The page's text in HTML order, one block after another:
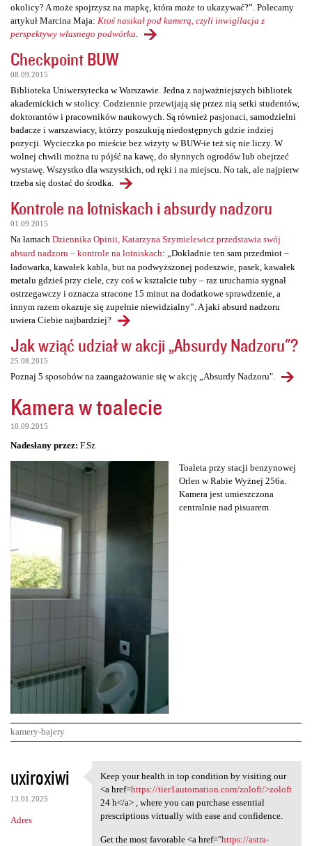
okolicy? A może spojrzysz na mapkę, która może to ukazywać?”. Polecamy
artykuł Marcina Maja: Ktoś nasikał pod kamerą, czyli inwigilacja z
perspektywy własnego podwórka
Checkpoint BUW
08.09.2015
Biblioteka Uniwersytecka w Warszawie. Jedna z najważniejszych bibliotek
akademickich w stolicy. Codziennie przewijają się przez nią setki studentów,
doktorantów i pracowników naukowych. Są również pasjonaci, samodzielni
badacze i warszawiacy, którzy poszukują niedostępnych gdzie indziej
pozycji. Wycieczka po mieście bez wizyty w BUW-ie też się nie liczy. W
wolnej chwili można tu pójść na kawę, do słynnych ogrodów lub obejrzeć
wystawę. Wszystko dla wszystkich, od ręki i na miejscu. No tak, ale najpierw
trzeba się dostać do środka.
Kontrole na lotniskach i absurdy nadzoru
01.09.2015
Na łamach Dziennika Opinii, Katarzyna Szymielewicz przedstawia swój
absurd nadzoru – kontrole na lotniskach: „Dokładnie ten sam przedmiot –
ładowarka, kawałek kabla, but na podwyższonej podeszwie, pasek, kawałek
metalu gdzieś przy ciele, czy coś w kształcie tuby – raz uruchamia sygnał
ostrzegawczy i oznacza stracone 15 minut na dodatkowe sprawdzenie, a
innym razem okazuje się zupełnie niewidzialny”. A jaki absurd nadzoru
uwiera Ciebie najbardziej?
Jak wziąć udział w akcji „Absurdy Nadzoru"?
25.08.2015
Poznaj 5 sposobów na zaangażowanie się w akcję „Absurdy Nadzoru".
Kamera w toalecie
10.09.2015
Nadesłany przez: F.Sz
Toaleta przy stacji benzynowej
Orlen w Rabie Wyżnej 256a.
Kamera jest umieszczona
centralnie nad pisuarem.
kamery-bajery
K
o
m
e
uxiroxiwi
13.01.2025
Adres
Keep your health in top
Keep your health in top condition by visiting our
<a href=https://tier1automation.com/zoloft/>zoloft
24 h</a> , where you can purchase essential
prescriptions virtually with ease and confidence.
Get the most favorable <a href="https://astra-